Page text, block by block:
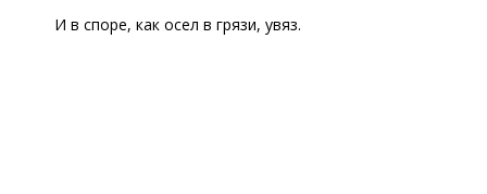
И в споре, как осел в грязи, увяз.